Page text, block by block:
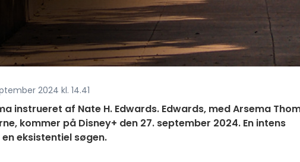
2024 kl. 14.41
instrueret af Nate H. Edwards. Edwards, med Arsema
kommer på Disney+ den 27. september 2024. En intens
eksistentiel søgen.